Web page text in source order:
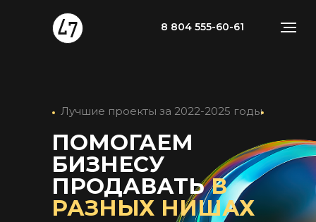
8 804 555-60-61
ПОМОГАЕМ
БИЗНЕСУ
ПРОДАВАТЬВ
РАЗНЫХ НИШАХ
Лучшие проекты за 2022-2025 годы